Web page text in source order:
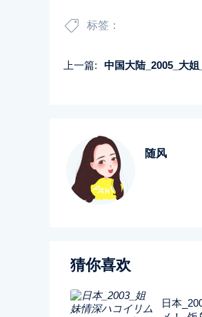
标签：
上一篇: 中国大陆_2005_大姐_陈小艺_刘钧_李歌_共
随风
猜你喜欢
日本